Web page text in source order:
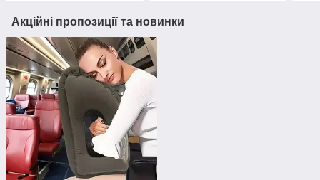
Акційні пропозиції та новинки